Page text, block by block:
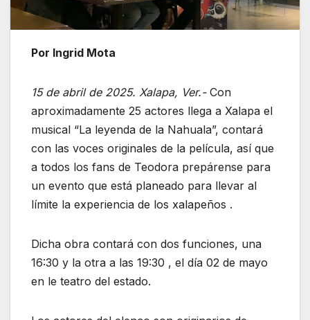
Por Ingrid Mota
15 de abril de 2025. Xalapa, Ver.-Con
aproximadamente 25 actores llega a Xalapa el
musical “La leyenda de la Nahuala”, contará
con las voces originales de la película, así que
a todos los fans de Teodora prepárense para
un evento que está planeado para llevar al
límite la experiencia de los xalapeños .
Dicha obra contará con dos funciones, una
16:30 y la otra a las 19:30 , el día 02 de mayo
en le teatro del estado.